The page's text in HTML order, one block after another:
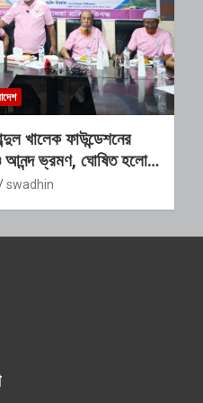
খালেক ফাউন্ডেশনের
ভ্রমণ, ঘোষিত হলো
swadhin